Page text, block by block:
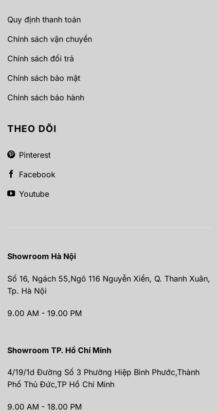
Quy định thanh toán
Chính sách vận chuyển
Chính sách đổi trả
Chính sách bảo mật
Chính sách bảo hành
THEO DÕI
Pinterest
Facebook
Youtube
Showroom Hà Nội
Số 16, Ngách 55,Ngõ 116 Nguyễn Xiển, Q. Thanh Xuân,
Tp. Hà Nội
9.00 AM - 19.00 PM
Showroom TP. Hồ Chí Minh
4/19/1d Đường Số 3 Phường Hiệp Bình Phước,Thành
Phố Thủ Đức,TP Hồ Chí Minh
9.00 AM - 18.00 PM